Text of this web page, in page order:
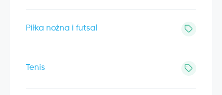
Piłka nożna i futsal
Tenis